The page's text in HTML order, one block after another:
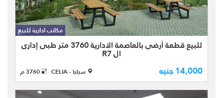
للبيع قطعة أرضى 3760 متر مربع
العاصمة الادارية ال R7 l موقع قريب من
البرج الايقونى وال ميد تاون سولو وميد
تاون كوندو مول الموقع ناصية ذا موقع
فريد الأرض مسدد الاقسا ...
مكاتب ادارية للبيع
للبيع قطعة أرضى بالعاصمة الادارية 3760 متر طبى إدارى
ال R7
14,000 جنيه سيليا - CELIA 3760 م